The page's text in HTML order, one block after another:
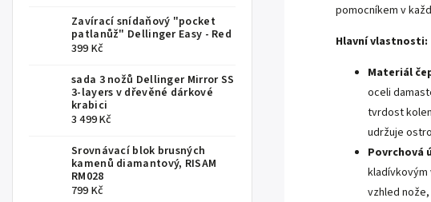
Zavírací snídaňový "pocket
patlanůž" Dellinger Easy - Red
399 Kč
sada 3 nožů Dellinger Mirror SS
3-layers v dřevěné dárkové
krabici
3 499 Kč
Srovnávací blok brusných
kamenů diamantový, RISAM
RM028
799 Kč
pomocníkem v
Hlavní vlastnosti:
Materiál
oceli
tvrdost
udržuje
Povrchová
kladívkovým
vzhled